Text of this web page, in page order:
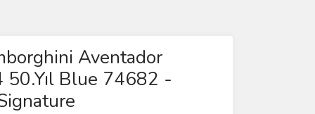
Aventador
50.Yıl Blue 74682 -